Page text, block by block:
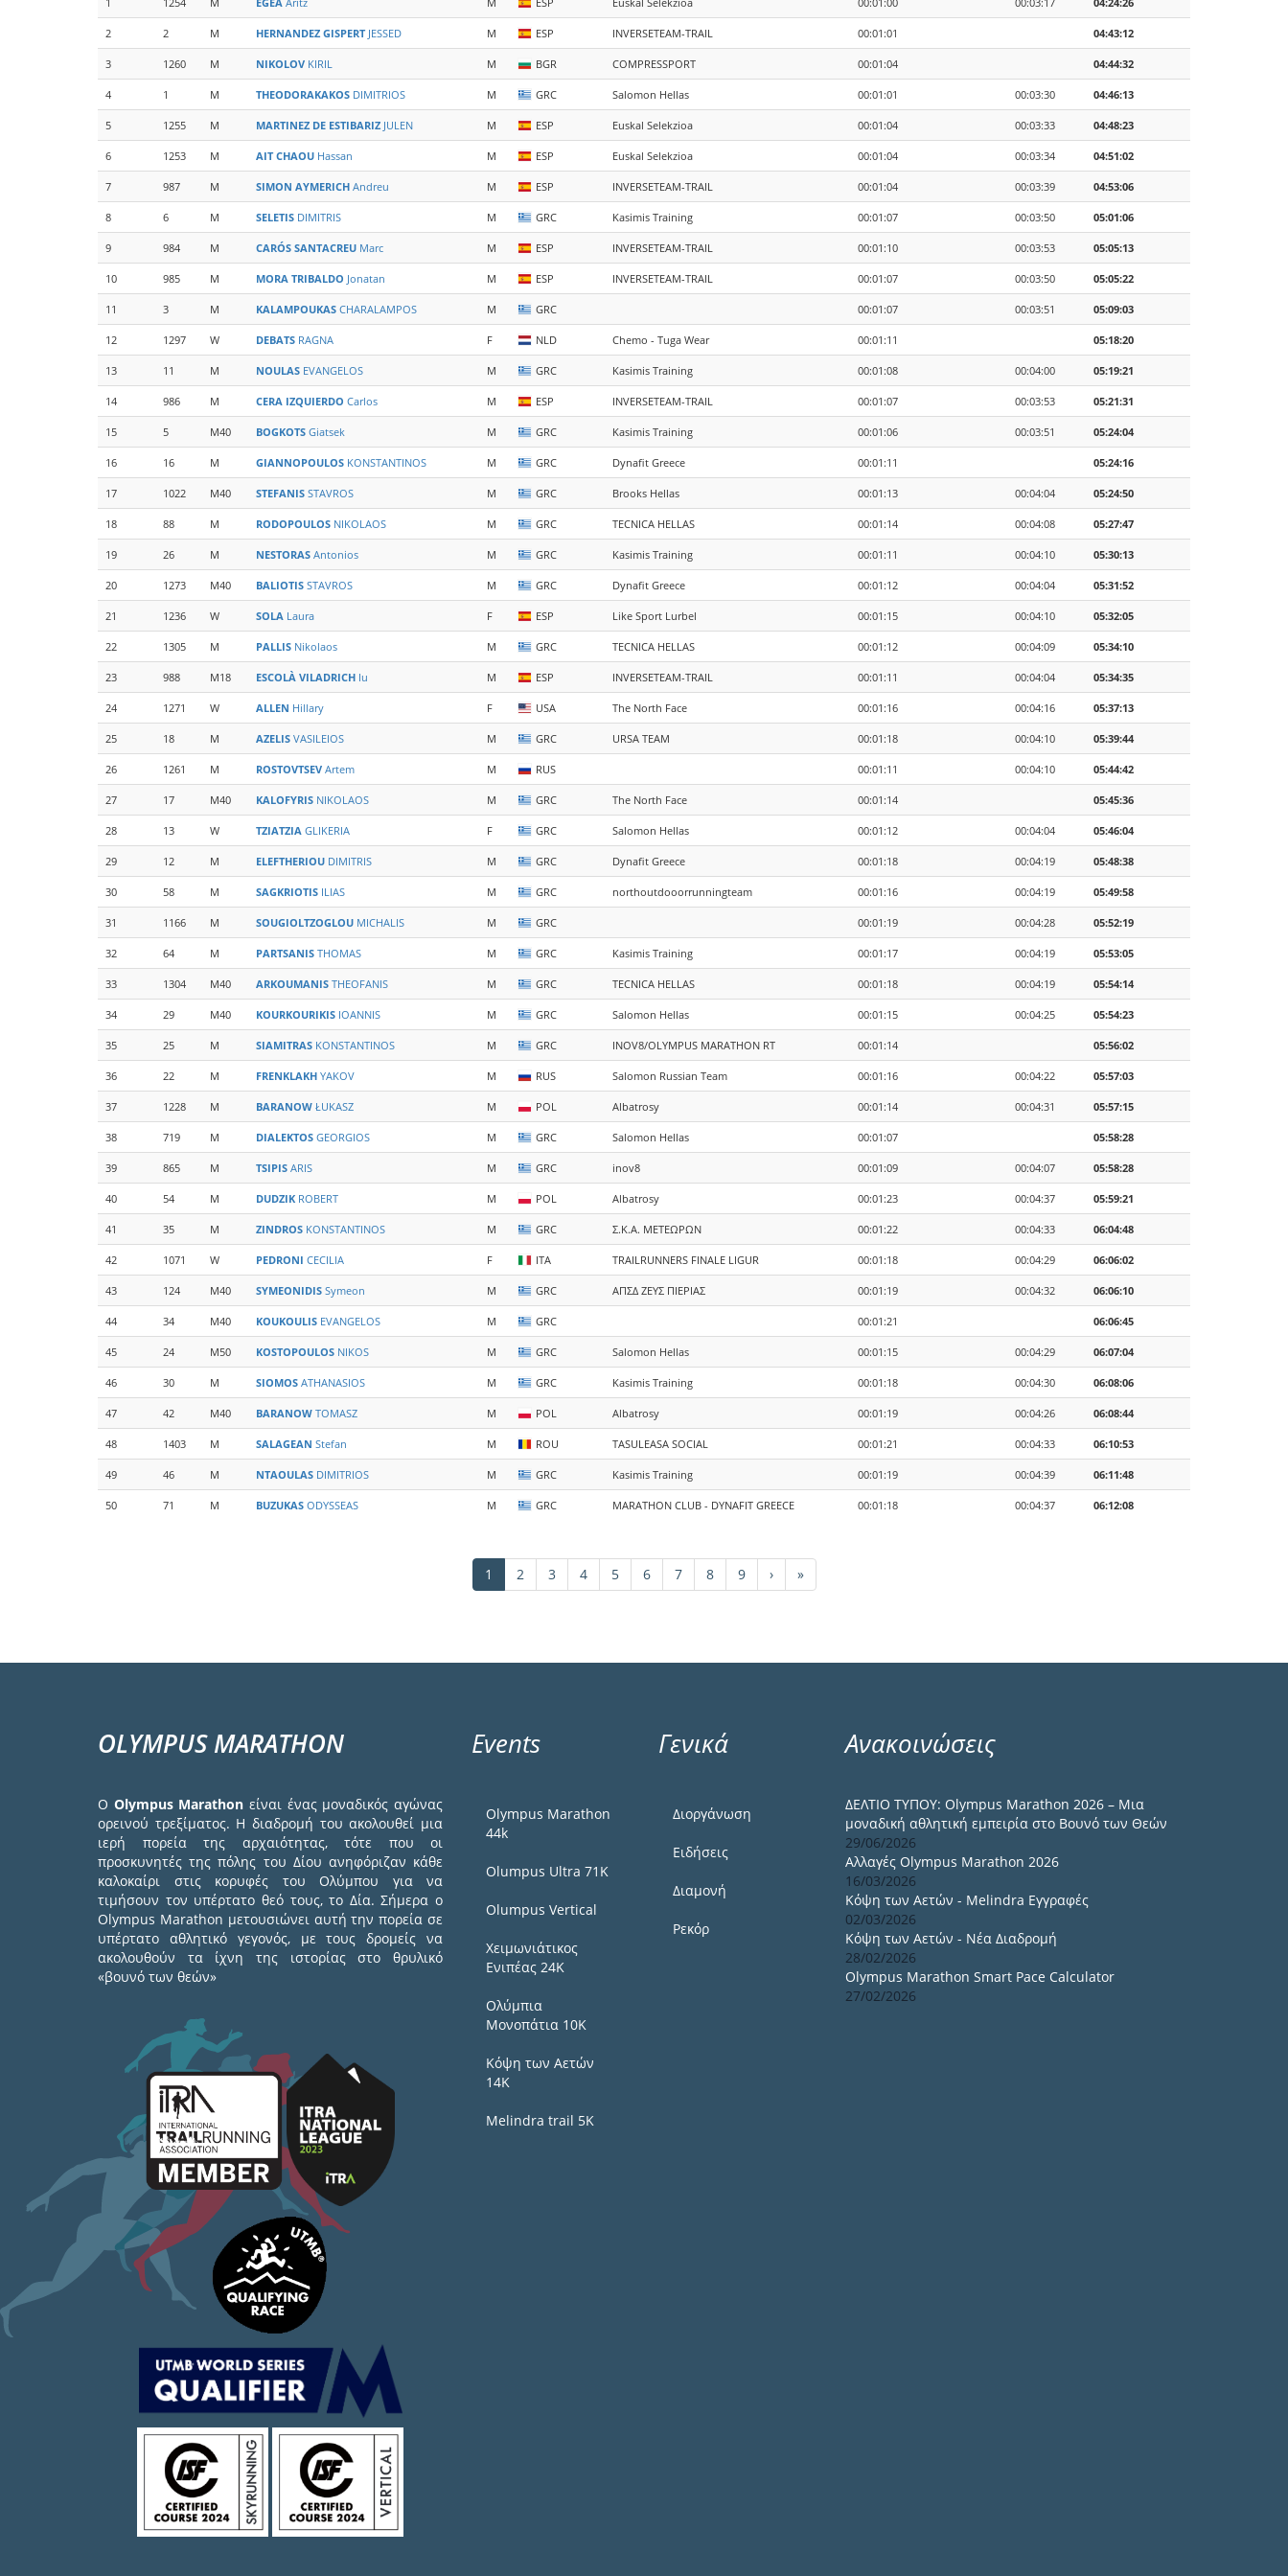
2 2 M HERNANDEZ GISPERTJESSED M ESP INVERSETEAM-TRAIL 00:01:01 04:43:12
3 1260 M NIKOLOV KIRIL M BGR COMPRESSPORT 00:01:04 04:44:32
4 1 M THEODORAKAKOS DIMITRIOS M GRC Salomon Hellas 00:01:01 00:03:30 04:46:13
5 1255 M MARTINEZ DE ESTIBARIZ JULEN M ESP Euskal Selekzioa 00:01:04 00:03:33 04:48:23
6 1253 M AIT CHAOU Hassan M ESP Euskal Selekzioa 00:01:04 00:03:34 04:51:02
7 987 M SIMON AYMERICH Andreu M ESP INVERSETEAM-TRAIL 00:01:04 00:03:39 04:53:06
8 6 M SELETIS DIMITRIS M GRC Kasimis Training 00:01:07 00:03:50 05:01:06
9 984 M CARÓS SANTACREU Marc M ESP INVERSETEAM-TRAIL 00:01:10 00:03:53 05:05:13
10 985 M MORA TRIBALDO Jonatan M ESP INVERSETEAM-TRAIL 00:01:07 00:03:50 05:05:22
11 3 M KALAMPOUKAS CHARALAMPOS M GRC 00:01:07 00:03:51 05:09:03
12 1297 W DEBATS RAGNA F NLD Chemo - Tuga Wear 00:01:11 05:18:20
13 11 M NOULAS EVANGELOS M GRC Kasimis Training 00:01:08 00:04:00 05:19:21
14 986 M CERA IZQUIERDO Carlos M ESP INVERSETEAM-TRAIL 00:01:07 00:03:53 05:21:31
15 5 M40 BOGKOTS Giatsek M GRC Kasimis Training 00:01:06 00:03:51 05:24:04
16 16 M GIANNOPOULOS KONSTANTINOS M GRC Dynafit Greece 00:01:11 05:24:16
17 1022 M40 STEFANIS STAVROS M GRC Brooks Hellas 00:01:13 00:04:04 05:24:50
18 88 M RODOPOULOS NIKOLAOS M GRC TECNICA HELLAS 00:01:14 00:04:08 05:27:47
19 26 M NESTORAS Antonios M GRC Kasimis Training 00:01:11 00:04:10 05:30:13
20 1273 M40 BALIOTIS STAVROS M GRC Dynafit Greece 00:01:12 00:04:04 05:31:52
21 1236 W SOLA Laura F ESP Like Sport Lurbel 00:01:15 00:04:10 05:32:05
22 1305 M PALLIS Nikolaos M GRC TECNICA HELLAS 00:01:12 00:04:09 05:34:10
23 988 M18 ESCOLÀ VILADRICH Iu M ESP INVERSETEAM-TRAIL 00:01:11 00:04:04 05:34:35
24 1271 W ALLEN Hillary F USA The North Face 00:01:16 00:04:16 05:37:13
25 18 M AZELIS VASILEIOS M GRC URSA TEAM 00:01:18 00:04:10 05:39:44
26 1261 M ROSTOVTSEV Artem M RUS 00:01:11 00:04:10 05:44:42
27 17 M40 KALOFYRIS NIKOLAOS M GRC The North Face 00:01:14 05:45:36
28 13 W TZIATZIA GLIKERIA F GRC Salomon Hellas 00:01:12 00:04:04 05:46:04
29 12 M ELEFTHERIOU DIMITRIS M GRC Dynafit Greece 00:01:18 00:04:19 05:48:38
30 58 M SAGKRIOTIS ILIAS M GRC northoutdooorrunningteam 00:01:16 00:04:19 05:49:58
31 1166 M SOUGIOLTZOGLOU MICHALIS M GRC 00:01:19 00:04:28 05:52:19
32 64 M PARTSANIS THOMAS M GRC Kasimis Training 00:01:17 00:04:19 05:53:05
33 1304 M40 ARKOUMANIS THEOFANIS M GRC TECNICA HELLAS 00:01:18 00:04:19 05:54:14
34 29 M40 KOURKOURIKIS IOANNIS M GRC Salomon Hellas 00:01:15 00:04:25 05:54:23
35 25 M SIAMITRAS KONSTANTINOS M GRC INOV8/OLYMPUS MARATHON RT 00:01:14 05:56:02
36 22 M FRENKLAKH YAKOV M RUS Salomon Russian Team 00:01:16 00:04:22 05:57:03
37 1228 M BARANOW ŁUKASZ M POL Albatrosy 00:01:14 00:04:31 05:57:15
38 719 M DIALEKTOS GEORGIOS M GRC Salomon Hellas 00:01:07 05:58:28
39 865 M TSIPIS ARIS M GRC inov8 00:01:09 00:04:07 05:58:28
40 54 M DUDZIK ROBERT M POL Albatrosy 00:01:23 00:04:37 05:59:21
41 35 M ZINDROS KONSTANTINOS M GRC Σ.Κ.Α. ΜΕΤΕΩΡΩΝ 00:01:22 00:04:33 06:04:48
42 1071 W PEDRONI CECILIA F ITA TRAILRUNNERS FINALE LIGUR 00:01:18 00:04:29 06:06:02
43 124 M40 SYMEONIDIS Symeon M GRC ΑΠΣΔ ΖΕΥΣ ΠΙΕΡΙΑΣ 00:01:19 00:04:32 06:06:10
44 34 M40 KOUKOULIS EVANGELOS M GRC 00:01:21 06:06:45
45 24 M50 KOSTOPOULOS NIKOS M GRC Salomon Hellas 00:01:15 00:04:29 06:07:04
46 30 M SIOMOS ATHANASIOS M GRC Kasimis Training 00:01:18 00:04:30 06:08:06
47 42 M40 BARANOW TOMASZ M POL Albatrosy 00:01:19 00:04:26 06:08:44
48 1403 M SALAGEAN Stefan M ROU TASULEASA SOCIAL 00:01:21 00:04:33 06:10:53
49 46 M NTAOULAS DIMITRIOS M GRC Kasimis Training 00:01:19 00:04:39 06:11:48
50 71 M BUZUKAS ODYSSEAS M GRC MARATHON CLUB - DYNAFIT GREECE 00:01:18 00:04:37 06:12:08
Τρέχουσα
σελίδα
1 Σελίδα
2 Σελίδα
3 Σελίδα
4 Σελίδα
5 Σελίδα
6 Σελίδα
7 Σελίδα
8 Σελίδα
9
Next
page
›
Last
page
»
OLYMPUS MARATHON
Ο Olympus Marathon είναι ένας μοναδικός αγώνας
ορεινού τρεξίματος. Η διαδρομή του ακολουθεί μια
ιερή πορεία της αρχαιότητας, τότε που οι
προσκυνητές της πόλης του Δίου ανηφόριζαν κάθε
καλοκαίρι στις κορυφές του Ολύμπου για να
τιμήσουν τον υπέρτατο θεό τους, το Δία. Σήμερα ο
Olympus Marathon μετουσιώνει αυτή την πορεία σε
υπέρτατο αθλητικό γεγονός, με τους δρομείς να
ακολουθούν τα ίχνη της ιστορίας στο θρυλικό
«βουνό των θεών»
Events
Olympus Marathon
44k
Olumpus Ultra 71K
Olumpus Vertical
Χειμωνιάτικος
Ενιπέας 24Κ
Ολύμπια
Μονοπάτια 10Κ
Κόψη των Αετών
14Κ
Melindra trail 5Κ
Γενικά
Διοργάνωση
Ειδήσεις
Διαμονή
Ρεκόρ
Ανακοινώσεις
ΔΕΛΤΙΟ ΤΥΠΟΥ: Olympus Marathon 2026 – Μια
μοναδική αθλητική εμπειρία στο Βουνό των Θεών
29/06/2026
Αλλαγές Olympus Marathon 2026
16/03/2026
Κόψη των Αετών - Melindra Εγγραφές
02/03/2026
Κόψη των Αετών - Νέα Διαδρομή
28/02/2026
Olympus Marathon Smart Pace Calculator
27/02/2026